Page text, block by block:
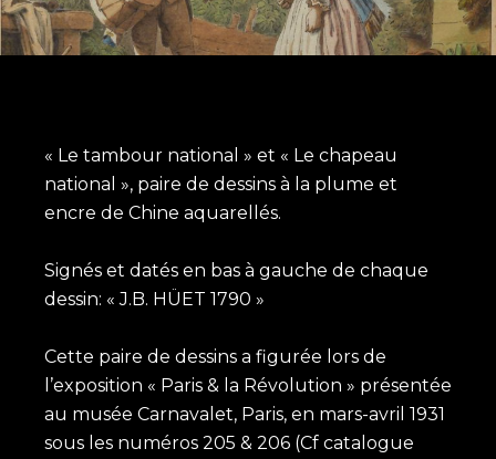
« Le tambour national » et « Le chapeau
national », paire de dessins à la plume et
encre de Chine aquarellés.
Signés et datés en bas à gauche de chaque
dessin: « J.B. HÜET 1790 »
Cette paire de dessins a figurée lors de
l’exposition « Paris & la Révolution » présentée
au musée Carnavalet, Paris, en mars-avril 1931
sous les numéros 205 & 206 (Cf catalogue